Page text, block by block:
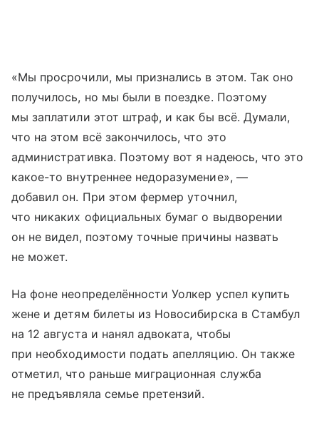
«Мы просрочили, мы признались в этом. Так оно
получилось, но мы были в поездке. Поэтому
мы заплатили этот штраф, и как бы всё. Думали,
что на этом всё закончилось, что это
административка. Поэтому вот я надеюсь, что это
какое-то внутреннее недоразумение», —
добавил он. При этом фермер уточнил,
что никаких официальных бумаг о выдворении
он не видел, поэтому точные причины назвать
не может.
На фоне неопределённости Уолкер успел купить
жене и детям билеты из Новосибирска в Стамбул
на 12 августа и нанял адвоката, чтобы
при необходимости подать апелляцию. Он также
отметил, что раньше миграционная служба
не предъявляла семье претензий.